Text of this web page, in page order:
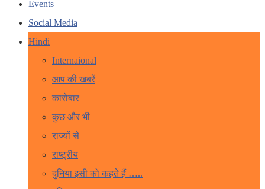
Events
Social Media
Hindi
Internaional
आप की खबरें
कारोबार
कुछ और भी
राज्यों से
राष्ट्रीय
दुनिया इसी को कहते हैं …..